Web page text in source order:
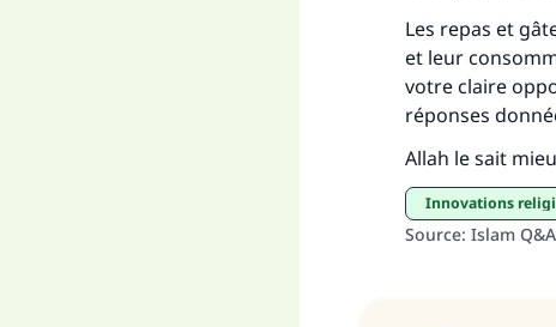
Les repas et
et leur
votre claire
réponses
Allah le sait
innovations
Source: Islam Q&A